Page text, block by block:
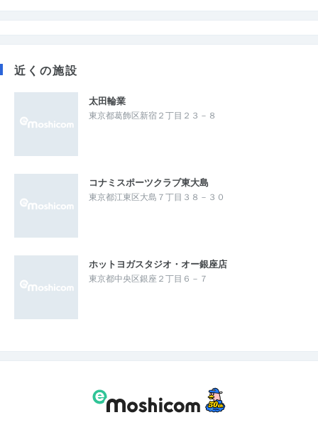
近くの施設
太田輪業
東京都葛飾区新宿２丁目２３－８
コナミスポーツクラブ東大島
東京都江東区大島７丁目３８－３０
ホットヨガスタジオ・オー銀座店
東京都中央区銀座２丁目６－７